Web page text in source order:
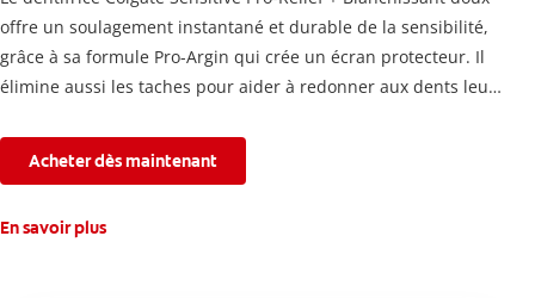
offre un soulagement instantané et durable de la sensibilité,
grâce à sa formule Pro-Argin qui crée un écran protecteur. Il
élimine aussi les taches pour aider à redonner aux dents leur
connaissez.
Acheter dès maintenant
En savoir plus